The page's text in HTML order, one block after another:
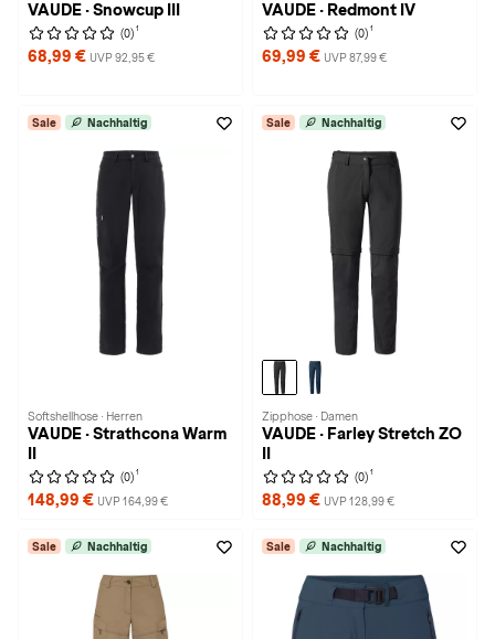
VAUDE · Snowcup III
(0) 1
68,99 € UVP 92,95 €
VAUDE · Redmont IV
(0) 1
69,99 € UVP 87,99 €
Sale Nachhaltig
Softshellhose · Herren
VAUDE · Strathcona Warm
(0) 1
148,99 € UVP 164,99 €
Sale Nachhaltig
Zipphose · Damen
VAUDE · Farley Stretch ZO
(0) 1
88,99 € UVP 128,99 €
Sale Nachhaltig Sale Nachhaltig